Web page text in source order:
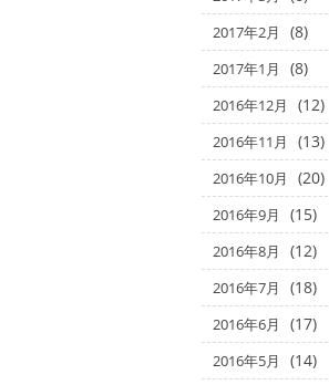
2017年2月 (8)
2017年1月 (8)
2016年12月 (12)
2016年11月 (13)
2016年10月 (20)
2016年9月 (15)
2016年8月 (12)
2016年7月 (18)
2016年6月 (17)
2016年5月 (14)